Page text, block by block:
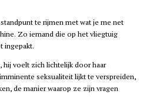
te rijmen met wat je me net
Zo iemand die op het vliegtuig
ingepakt.
hij voelt zich lichtelijk door haar
seksualiteit lijkt te verspreiden,
de manier waarop ze zijn vragen